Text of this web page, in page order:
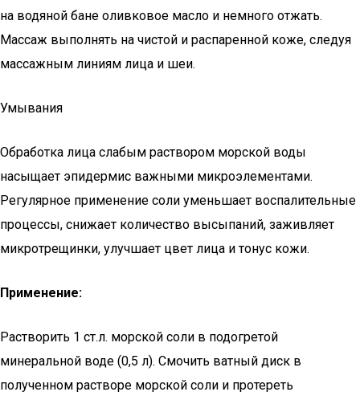
на водяной бане оливковое масло и немного отжать.
Массаж выполнять на чистой и распаренной коже, следуя
массажным линиям лица и шеи.
Умывания
Обработка лица слабым раствором морской воды
насыщает эпидермис важными микроэлементами.
Регулярное применение соли уменьшает воспалительные
процессы, снижает количество высыпаний, заживляет
микротрещинки, улучшает цвет лица и тонус кожи.
Применение:
Растворить 1 ст.л. морской соли в подогретой
минеральной воде (0,5 л). Смочить ватный диск в
полученном растворе морской соли и протереть